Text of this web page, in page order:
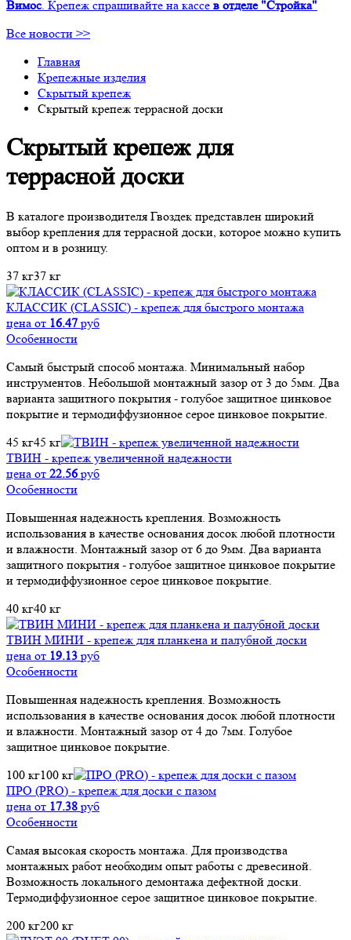
Вимос. Крепеж спрашивайте на кассе в отделе "Стройка"
Все новости >>
Главная
Крепежные изделия
Скрытый крепеж
Скрытый крепеж террасной доски
Скрытый крепеж для
террасной доски
В каталоге производителя Гвоздек представлен широкий
выбор крепления для террасной доски, которое можно купить
оптом и в розницу.
37 кг37 кг
КЛАССИК (CLASSIC) - крепеж для быстрого монтажа
цена от 16.47 руб
Особенности
Самый быстрый способ монтажа. Минимальный набор
инструментов. Небольшой монтажный зазор от 3 до 5мм. Два
варианта защитного покрытия - голубое защитное цинковое
покрытие и термодиффузионное серое цинковое покрытие.
45 кг45 кг
ТВИН - крепеж увеличенной надежности
цена от 22.56 руб
Особенности
Повышенная надежность крепления. Возможность
использования в качестве основания досок любой плотности
и влажности. Монтажный зазор от 6 до 9мм. Два варианта
защитного покрытия - голубое защитное цинковое покрытие
и термодиффузионное серое цинковое покрытие.
40 кг40 кг
ТВИН МИНИ - крепеж для планкена и палубной доски
цена от 19.13 руб
Особенности
Повышенная надежность крепления. Возможность
использования в качестве основания досок любой плотности
и влажности. Монтажный зазор от 4 до 7мм. Голубое
защитное цинковое покрытие.
100 кг100 кг
ПРО (PRO) - крепеж для доски с пазом
цена от 17.38 руб
Особенности
Самая высокая скорость монтажа. Для производства
монтажных работ необходим опыт работы с древесиной.
Возможность локального демонтажа дефектной доски.
Термодиффузионное серое защитное цинковое покрытие.
200 кг200 кг